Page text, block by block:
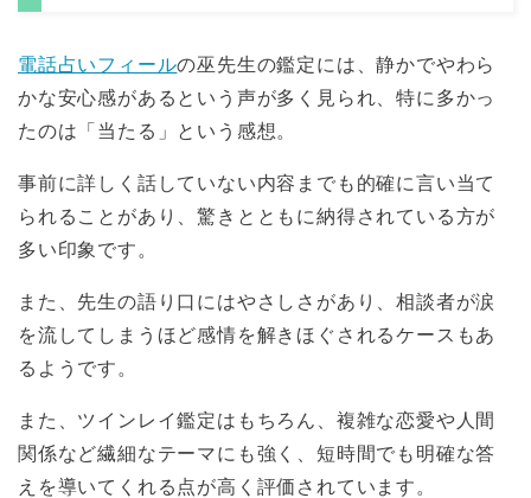
電話占いフィールの巫先生の鑑定には、静かでやわら
かな安心感があるという声が多く見られ、特に多かっ
たのは「当たる」という感想。
事前に詳しく話していない内容までも的確に言い当て
られることがあり、驚きとともに納得されている方が
多い印象です。
また、先生の語り口にはやさしさがあり、相談者が涙
を流してしまうほど感情を解きほぐされるケースもあ
るようです。
また、ツインレイ鑑定はもちろん、複雑な恋愛や人間
関係など繊細なテーマにも強く、短時間でも明確な答
えを導いてくれる点が高く評価されています。